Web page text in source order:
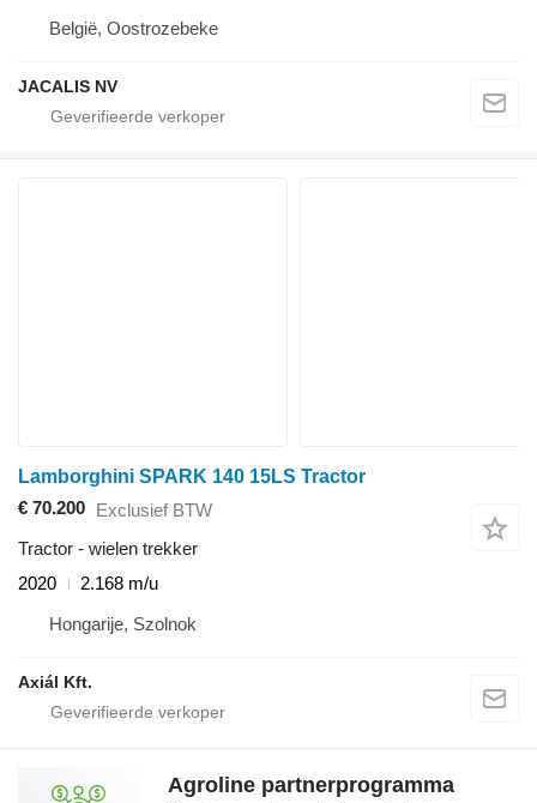
België, Oostrozebeke
JACALIS NV
Lamborghini SPARK 140 15LS Tractor
€ 70.200 Exclusief BTW
Tractor - wielen trekker
2020
2.168 m/u
Hongarije, Szolnok
Axiál Kft.
Agroline partnerprogramma